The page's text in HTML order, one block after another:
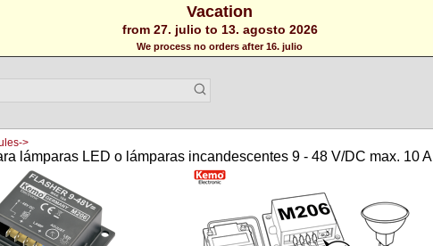
Vacation
from 27. julio to 13. agosto 2026
We process no orders after 16. julio
>
lámparas LED o lámparas incandescentes 9 - 48 V/DC max. 10 A